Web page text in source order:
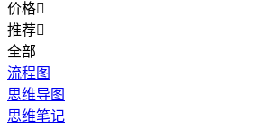
价格
推荐
全部
流程图
思维导图
思维笔记